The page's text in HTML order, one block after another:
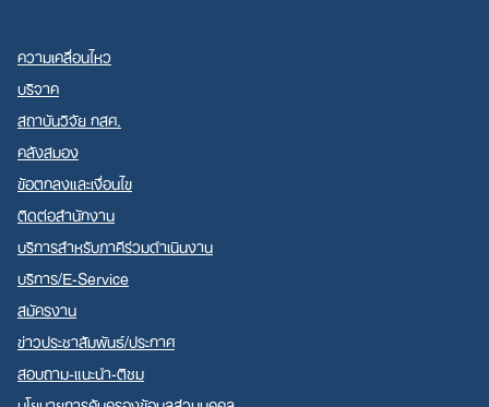
ความเคลื่อนไหว
บริจาค
สถาบันวิจัย กสศ.
คลังสมอง
ข้อตกลงและเงื่อนไข
ติดต่อสำนักงาน
บริการสำหรับภาคีร่วมดำเนินงาน
บริการ/E-Service
สมัครงาน
ข่าวประชาสัมพันธ์/ประกาศ
สอบถาม-แนะนำ-ติชม